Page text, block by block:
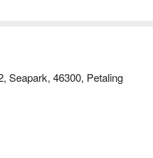
地消磨一整個夜晚，這裡的
於使用簡單而優質的食材。
感、鹹香燉飯的綿密層次，
Seapark, 46300, Petaling